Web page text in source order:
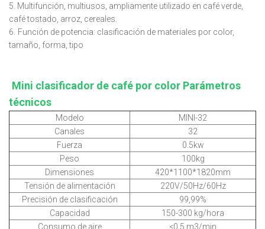
5. Multifunción, multiusos, ampliamente utilizado en café verde,
café tostado, arroz, cereales.
6. Función de potencia: clasificación de materiales por color,
tamaño, forma, tipo
Mini clasificador de café por color Parámetros
técnicos
Modelo
MINI-32
Canales
32
Fuerza
0.5kw
Peso
100kg
Dimensiones
420*1100*1820mm
Tensión de alimentación
220V/50Hz/60Hz
Precisión de clasificación
99,99%
Capacidad
150-300 kg/hora
Consumo de aire
<0,5 m3/min